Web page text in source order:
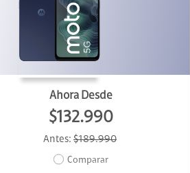
Ahora Desde
$132.990
Antes: $189.990
Comparar